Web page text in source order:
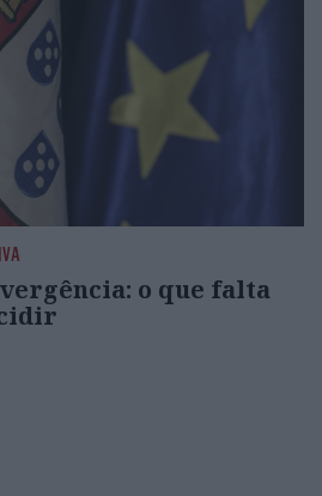
o que falta